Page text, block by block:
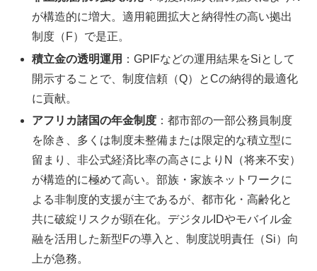
が構造的に増大。適用範囲拡大と納得性の高い拠出
制度（F）で是正。
積立金の透明運用 ：GPIFなどの運用結果をSiとして
開示することで、制度信頼（Q）とCの納得的最適化
に貢献。
アフリカ諸国の年金制度 ：都市部の一部公務員制度
を除き、多くは制度未整備または限定的な積立型に
留まり、非公式経済比率の高さによりN（将来不安）
が構造的に極めて高い。部族・家族ネットワークに
よる非制度的支援が主であるが、都市化・高齢化と
共に破綻リスクが顕在化。デジタルIDやモバイル金
融を活用した新型Fの導入と、制度説明責任（Si）向
上が急務。